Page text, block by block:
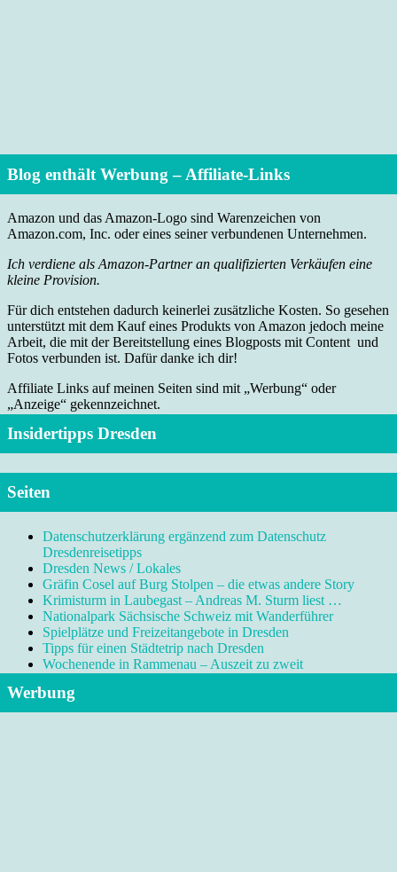
Blog enthält Werbung – Affiliate-Links
Amazon und das Amazon-Logo sind Warenzeichen von
Amazon.com, Inc. oder eines seiner verbundenen Unternehmen.
Ich verdiene als Amazon-Partner an qualifizierten Verkäufen eine
kleine Provision.
Für dich entstehen dadurch keinerlei zusätzliche Kosten. So gesehen
unterstützt mit dem Kauf eines Produkts von Amazon jedoch meine
Arbeit, die mit der Bereitstellung eines Blogposts mit Content und
Fotos verbunden ist. Dafür danke ich dir!
Affiliate Links auf meinen Seiten sind mit „Werbung“ oder
„Anzeige“ gekennzeichnet.
Insidertipps Dresden
Seiten
Datenschutzerklärung ergänzend zum Datenschutz
Dresdenreisetipps
Dresden News / Lokales
Gräfin Cosel auf Burg Stolpen – die etwas andere Story
Krimisturm in Laubegast – Andreas M. Sturm liest …
Nationalpark Sächsische Schweiz mit Wanderführer
Spielplätze und Freizeitangebote in Dresden
Tipps für einen Städtetrip nach Dresden
Wochenende in Rammenau – Auszeit zu zweit
Werbung